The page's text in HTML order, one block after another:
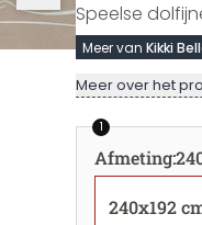
Speelse
Meer van Kikki
Meer over het
1
Afmeting:
240x192